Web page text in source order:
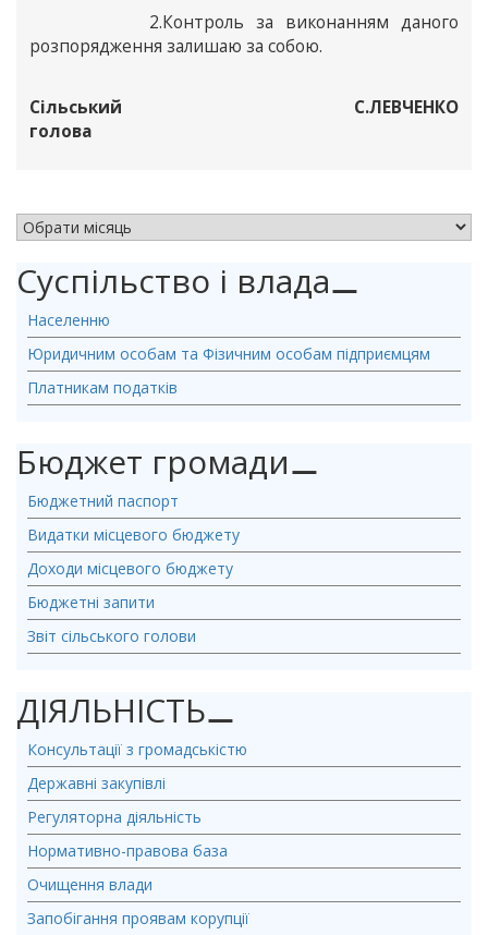
2.Контроль за виконанням даного
розпорядження залишаю за собою.
Сільський
голова
С.ЛЕВЧЕНКО
Суспільство і влада⚊
Населенню
Юридичним особам та Фізичним особам підприємцям
Платникам податків
Бюджет громади⚊
Бюджетний паспорт
Видатки місцевого бюджету
Доходи місцевого бюджету
Бюджетні запити
Звіт сільського голови
ДІЯЛЬНІСТЬ⚊
Консультації з громадськістю
Державні закупівлі
Регуляторна діяльність
Нормативно-правова база
Очищення влади
Запобігання проявам корупції